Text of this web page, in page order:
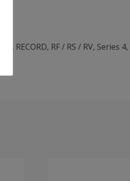
, RECORD, RF / RS / RV, Series 4,